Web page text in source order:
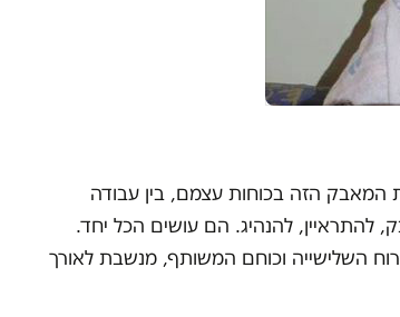
המאבק הזה בכוחות עצמם, בין עבודה
להנהיג. הם עושים הכל יחד.
השלישייה וכוחם המשותף, מנשבת לאורך